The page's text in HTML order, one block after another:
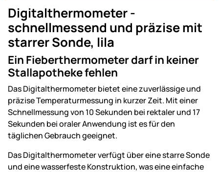
Digitalthermometer -
schnellmessend und präzise mit
starrer Sonde, lila
Ein Fieberthermometer darf in keiner
Stallapotheke fehlen
Das Digitalthermometer bietet eine zuverlässige und
präzise Temperaturmessung in kurzer Zeit. Mit einer
Schnellmessung von 10 Sekunden bei rektaler und 17
Sekunden bei oraler Anwendung ist es für den
täglichen Gebrauch geeignet.
Das Digitalthermometer verfügt über eine starre Sonde
und eine wasserfeste Konstruktion, was eine einfache